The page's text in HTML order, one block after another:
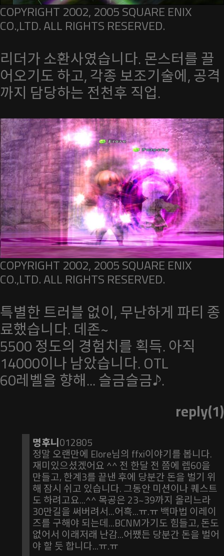
COPYRIGHT 2002, 2005 SQUARE ENIX
CO.,LTD. ALL RIGHTS RESERVED.
리더가 소환사였습니다. 몬스터를 끌
어오기도 하고, 각종 보조기술에, 공격
까지 담당하는 전천후 직업.
COPYRIGHT 2002, 2005 SQUARE ENIX
CO.,LTD. ALL RIGHTS RESERVED.
특별한 트러블 없이, 무난하게 파티 종
료했습니다. 데존~
5500 정도의 경험치를 획득. 아직
14000이나 남았습니다. OTL
60레벨을 향해... 슬금슬금♪.
reply(1)
명후니012805
정말 오랜만에 Elore님의 ffxi이야기를 봅니다.
재미있으셨겠어요 ^^ 전 한달 전 쯤에 렙60을
만들고, 한계3를 끝낸 후에 당분간 돈을 벌기 위
해 잠시 쉬고 있습니다. 그동안 미션이나 퀘스트
도 하려고요...^^ 목공은 23~39까지 올리느라
30만길을 써버려서...어흑...ㅠ.ㅠ 백마법 이레이
즈를 구해야 되는데...BCNM가기도 힘들고, 돈도
없어서 이래저래 난감...어쨌든 당분간 돈을 벌어
야 할 듯 합니다...ㅠ.ㅠ